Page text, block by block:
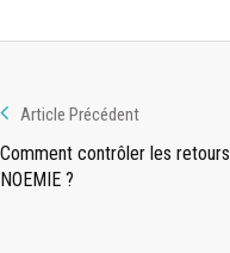
Article Précédent
Comment contrôler les retours
NOEMIE ?